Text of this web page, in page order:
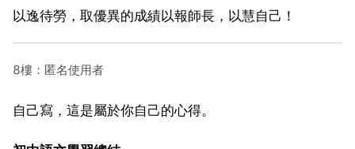
以逸待勞，取優異的成績以報師長，以慧自己！
8樓：匿名使用者
自己寫，這是屬於你自己的心得。